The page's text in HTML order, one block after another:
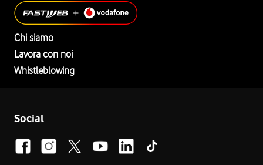
Chi siamo
Lavora con noi
Whistleblowing
Social